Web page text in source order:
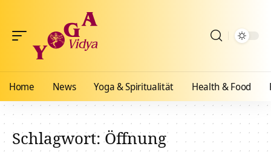
Home News Yoga & Spiritualität Health & Food
Schlagwort:Öffnung